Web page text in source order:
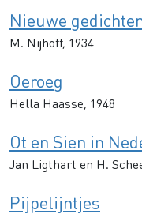
Nieuwe
M. Nijhoff, 1934
Oeroeg
Hella Haasse, 1948
Ot en Sien in
Jan Ligthart en H.
Pijpelijntjes